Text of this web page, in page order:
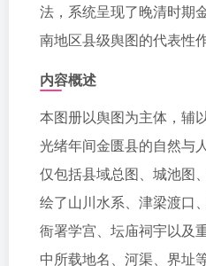
法，系统呈现了晚清时期
南地区县级舆图的代表性作
内容概述
本图册以舆图为主体，辅
光绪年间金匮县的自然与
仅包括县域总图、城池图
绘了山川水系、津梁渡口
衙署学宫、坛庙祠宇以及
中所载地名、河渠、界址